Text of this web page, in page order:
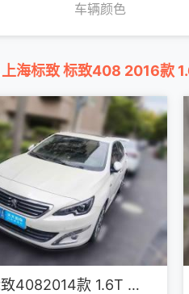
车辆颜色
上海标致 标致408 2016款
标致标致4082014款 1.6T 自动至尊版